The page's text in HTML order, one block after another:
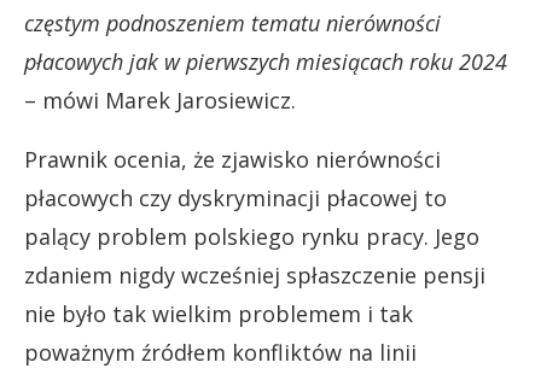
częstym podnoszeniem tematu nierówności
płacowych jak w pierwszych miesiącach roku 2024
– mówi Marek Jarosiewicz.
Prawnik ocenia, że zjawisko nierówności
płacowych czy dyskryminacji płacowej to
palący problem polskiego rynku pracy. Jego
zdaniem nigdy wcześniej spłaszczenie pensji
nie było tak wielkim problemem i tak
poważnym źródłem konfliktów na linii